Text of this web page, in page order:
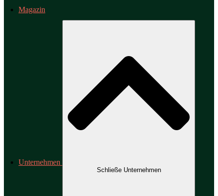
Magazin
Unternehmen
Schließe Unternehmen